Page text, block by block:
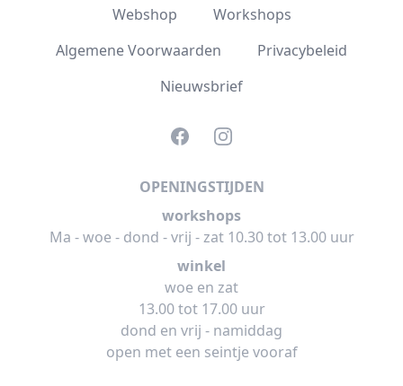
Webshop
Workshops
Algemene Voorwaarden
Privacybeleid
Nieuwsbrief
FacebookInstagram
OPENINGSTIJDEN
workshops
Ma - woe - dond - vrij - zat 10.30 tot 13.00 uur
winkel
woe en zat
13.00 tot 17.00 uur
dond en vrij - namiddag
open met een seintje vooraf